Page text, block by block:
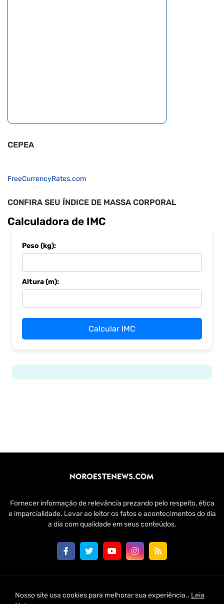
CEPEA
FreeCurrencyRates.com
CONFIRA SEU ÍNDICE DE MASSA CORPORAL
Calculadora de IMC
Peso (kg):
Altura (m):
Calcular IMC
Fornecer informação de relevância prezando pelo respeito, ética
e imparcialidade. Levar ao leitor os fatos e acontecimentos do dia
a dia com qualidade em seus conteúdos.
Customizado por Edmundo Baía Júnior para Jornal Noroeste
Nosso site usa cookies para melhorar sua experiência.. Leia